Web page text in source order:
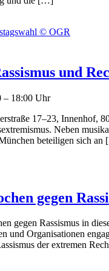
und
– 18:00 Uhr
17–23, Innenhof,
Neben
beteiligen sich
gegen
gegen Rassismus in
und Organisationen
der extremen